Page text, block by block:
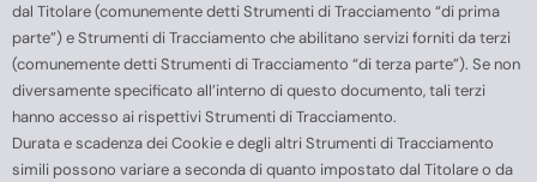
dal Titolare (comunemente detti Strumenti di Tracciamento “di prima
parte”) e Strumenti di Tracciamento che abilitano servizi forniti da terzi
(comunemente detti Strumenti di Tracciamento “di terza parte”). Se non
diversamente specificato all’interno di questo documento, tali terzi
hanno accesso ai rispettivi Strumenti di Tracciamento.
Durata e scadenza dei Cookie e degli altri Strumenti di Tracciamento
simili possono variare a seconda di quanto impostato dal Titolare o da